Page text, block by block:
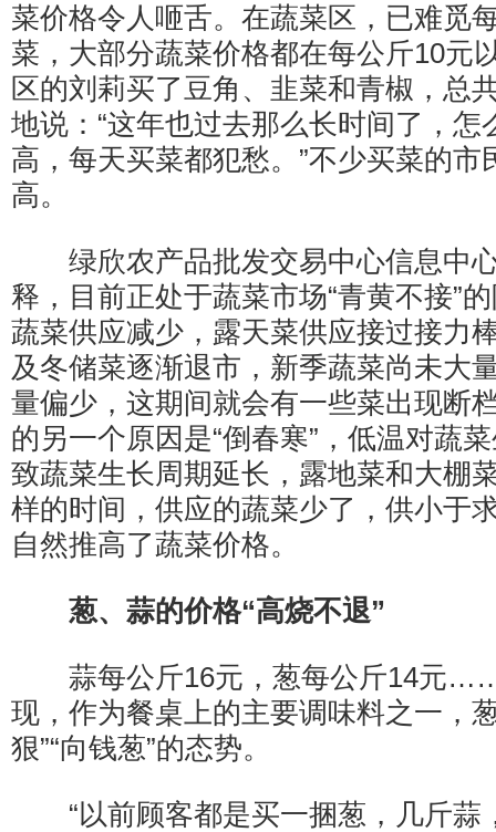
菜价格令人咂舌。在蔬菜区，已难觅
菜，大部分蔬菜价格都在每公斤10元
区的刘莉买了豆角、韭菜和青椒，总
地说：“这年也过去那么长时间了，怎
高，每天买菜都犯愁。”不少买菜的
高。
绿欣农产品批发交易中心信息中
释，目前正处于蔬菜市场“青黄不接”
蔬菜供应减少，露天菜供应接过接力
及冬储菜逐渐退市，新季蔬菜尚未大
量偏少，这期间就会有一些菜出现断
的另一个原因是“倒春寒”，低温对蔬
致蔬菜生长周期延长，露地菜和大棚
样的时间，供应的蔬菜少了，供小于
自然推高了蔬菜价格。
葱、蒜的价格“高烧不退”
蒜每公斤16元，葱每公斤14元……
现，作为餐桌上的主要调味料之一，
狠”“向钱葱”的态势。
“以前顾客都是买一捆葱，几斤蒜